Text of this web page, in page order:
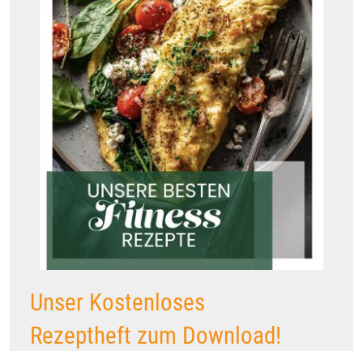
Unser Kostenloses
Rezeptheft zum Download!